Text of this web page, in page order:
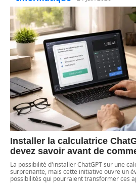
Installer la calculatrice
devez savoir avant de
La possibilité d'installer ChatGPT sur une
surprenante, mais cette initiative ouvre un
possibilités qui pourraient transformer ces